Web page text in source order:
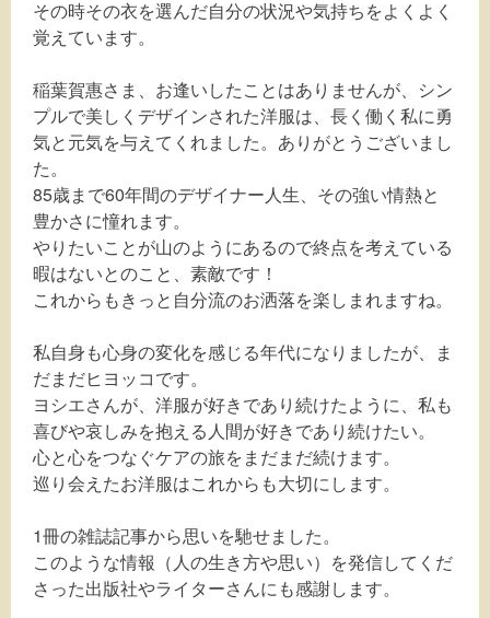
その時その衣を選んだ自分の状況や気持ちをよくよく
覚えています。
稲葉賀惠さま、お逢いしたことはありませんが、シン
プルで美しくデザインされた洋服は、長く働く私に勇
気と元気を与えてくれました。ありがとうございまし
た。
85歳まで60年間のデザイナー人生、その強い情熱と
豊かさに憧れます。
やりたいことが山のようにあるので終点を考えている
暇はないとのこと、素敵です！
これからもきっと自分流のお洒落を楽しまれますね。
私自身も心身の変化を感じる年代になりましたが、ま
だまだヒヨッコです。
ヨシエさんが、洋服が好きであり続けたように、私も
喜びや哀しみを抱える人間が好きであり続けたい。
心と心をつなぐケアの旅をまだまだ続けます。
巡り会えたお洋服はこれからも大切にします。
1冊の雑誌記事から思いを馳せました。
このような情報（人の生き方や思い）を発信してくだ
さった出版社やライターさんにも感謝します。